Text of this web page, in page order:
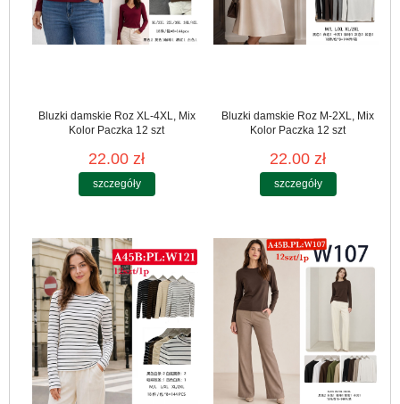
Bluzki damskie Roz XL-4XL, Mix
Kolor Paczka 12 szt
22.00 zł
szczegóły
Bluzki damskie Roz M-2XL, Mix
Kolor Paczka 12 szt
22.00 zł
szczegóły